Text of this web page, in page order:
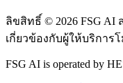
ลิขสิทธิ์ © 2026 FSG
เกี่ยวข้องกับผู้ให้บริการโ
FSG AI is operated by